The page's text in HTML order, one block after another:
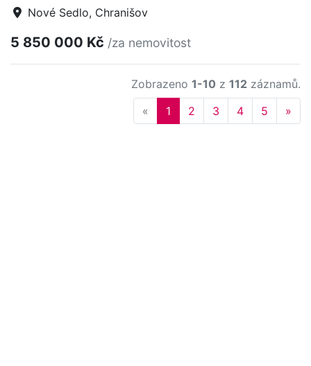
Nové Sedlo, Chranišov
5 850 000 Kč /za nemovitost
Zobrazeno 1-10 z 112 záznamů.
« Previous
1 2 3 4 5 »